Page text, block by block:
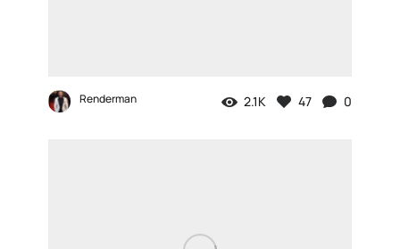
Renderman 2.1K 47 0